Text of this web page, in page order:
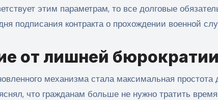
этим параметрам, то все долговые
подписания контракта о прохождении военной
от лишней бюрократии
механизма стала максимальная простота
что гражданам больше не нужно тратить